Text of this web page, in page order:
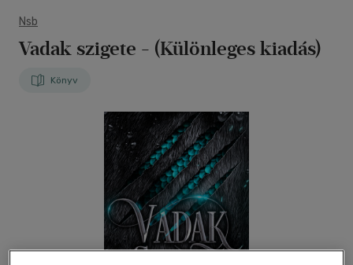
Nsb
Vadak szigete - (Különleges kiadás)
Könyv